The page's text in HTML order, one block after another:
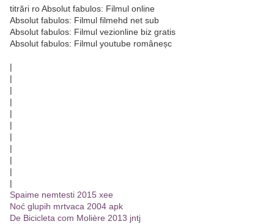
titrări ro Absolut fabulos: Filmul online
Absolut fabulos: Filmul filmehd net sub
Absolut fabulos: Filmul vezionline biz gratis
Absolut fabulos: Filmul youtube româneșc
|
|
|
|
|
|
|
|
|
|
|
Spaime nemtesti 2015 xee
Noć glupih mrtvaca 2004 apk
De Bicicleta com Molière 2013 jntj